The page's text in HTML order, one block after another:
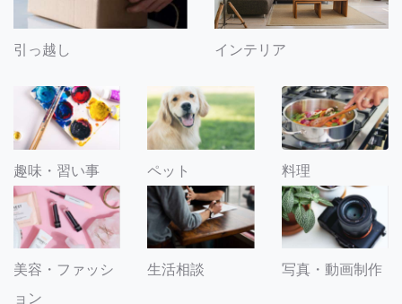
引っ越し インテリア
趣味・習い事 ペット 料理
美容・ファッシ
ョン
生活相談 写真・動画制作